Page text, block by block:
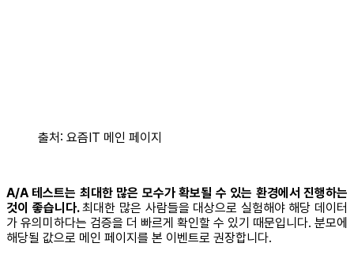
출처: 요즘IT 메인 페이지
A/A 테스트는 최대한 많은 모수가 확보될 수 있는 환경에서 진행하는
것이 좋습니다.최대한 많은 사람들을 대상으로 실험해야 해당 데이터
가 유의미하다는 검증을 더 빠르게 확인할 수 있기 때문입니다. 분모에
해당될 값으로 메인 페이지를 본 이벤트로 권장합니다.